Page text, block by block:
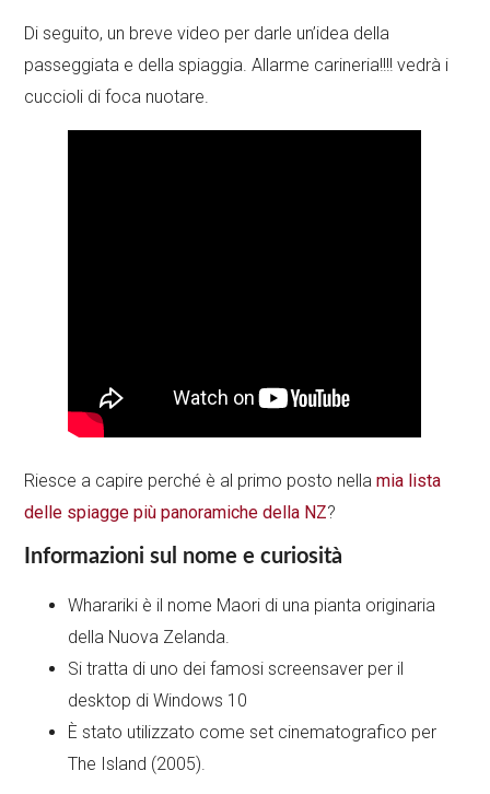
Di seguito, un breve video per darle un’idea della
passeggiata e della spiaggia. Allarme carineria!!!! vedrà i
cuccioli di foca nuotare.
Riesce a capire perché è al primo posto nellamia lista
delle spiagge più panoramiche della NZ?
Informazioni sul nome e curiosità
Wharariki è il nome Maori di una pianta originaria
della Nuova Zelanda.
Si tratta di uno dei famosi screensaver per il
desktop di Windows 10
È stato utilizzato come set cinematografico per
The Island (2005).